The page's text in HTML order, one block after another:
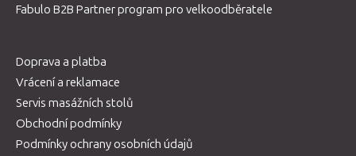
Fabulo B2B Partner program pro velkoodběratele
Doprava a platba
Vrácení a reklamace
Servis masážních stolů
Obchodní podmínky
Podmínky ochrany osobních údajů